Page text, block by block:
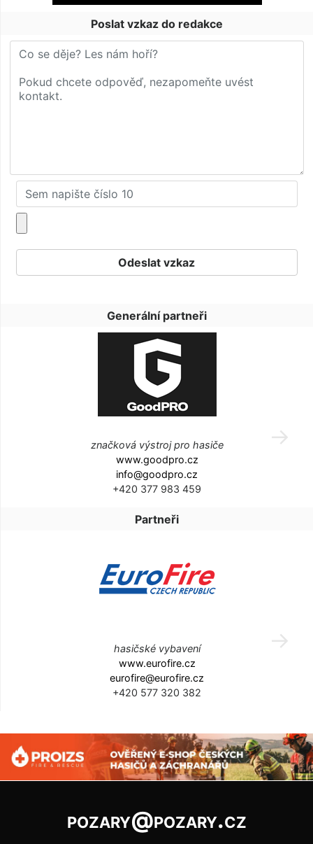
Poslat vzkaz do redakce
Generální partneři
značková výstroj pro hasiče
www.goodpro.cz
info@goodpro.cz
+420 377 983 459
Partneři
hasičské vybavení
www.eurofire.cz
eurofire@eurofire.cz
+420 577 320 382
pozary@pozary.cz